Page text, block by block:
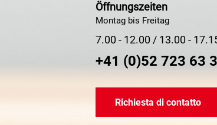
Öffnungszeiten
Montag bis Freitag
7.00 - 12.00 / 13.00 -
+41 (0)52 723 63
Richiesta di contatto